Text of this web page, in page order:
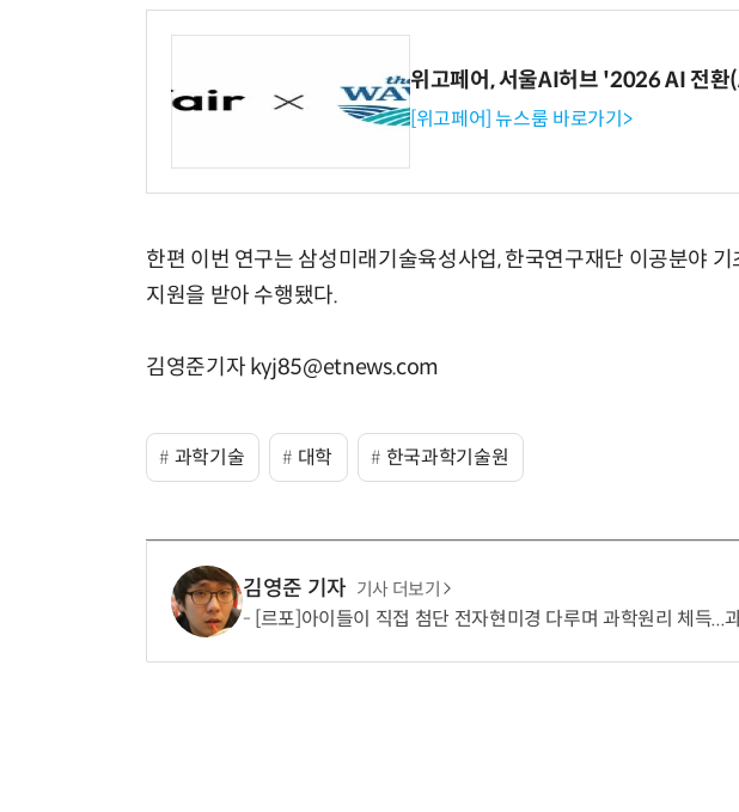
위고페어, 서울AI허브 '2026 AI 전환
[위고페어] 뉴스룸 바로가기>
한편 이번 연구는 삼성미래기술육성사업, 한국연구재단 이공분야
지원을 받아 수행됐다.
김영준기자 kyj85@etnews.com
과학기술 대학 한국과학기술원
김영준 기자 기사 더보기
[르포]아이들이 직접 첨단 전자현미경 다루며 과학원리 체득...
“계속 쫓아왔다”…도망치던 우크라 민간인 공격한 러 자폭 드론